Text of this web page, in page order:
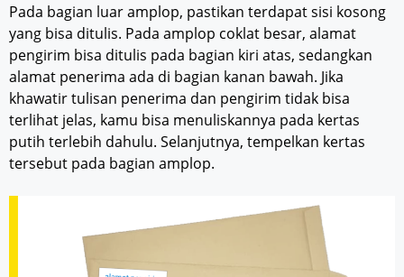
Pada bagian luar amplop, pastikan terdapat sisi kosong
yang bisa ditulis. Pada amplop coklat besar, alamat
pengirim bisa ditulis pada bagian kiri atas, sedangkan
alamat penerima ada di bagian kanan bawah. Jika
khawatir tulisan penerima dan pengirim tidak bisa
terlihat jelas, kamu bisa menuliskannya pada kertas
putih terlebih dahulu. Selanjutnya, tempelkan kertas
tersebut pada bagian amplop.